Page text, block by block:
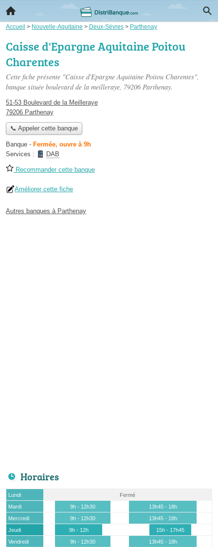
Accueil > Nouvelle-Aquitaine > Deux-Sèvres > Parthenay
Caisse d'Epargne Aquitaine Poitou
Charentes
Cette fiche présente "Caisse d'Epargne Aquitaine Poitou Charentes",
banque située boulevard de la meilleraye, 79206 Parthenay.
51-53 Boulevard de la Meilleraye
79206 Parthenay
📞 Appeler cette banque
Banque - Fermée, ouvre à 9h
Services :
DAB
Recommander cette banque
Améliorer cette fiche
Autres banques à Parthenay
Horaires
Lundi
Fermé
Mardi
9h - 12h30
13h45 - 18h
Mercredi
9h - 12h30
13h45 - 18h
Jeudi
9h - 12h
15h - 17h45
Vendredi
9h - 12h30
13h45 - 18h